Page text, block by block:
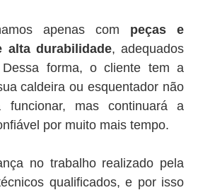
apenas com peças e
alta durabilidade, adequados
forma, o cliente tem a
caldeira ou esquentador não
funcionar, mas continuará a
por muito mais tempo.
no trabalho realizado pela
qualificados, e por isso